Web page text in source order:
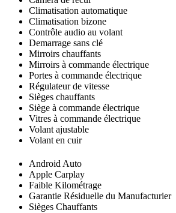
Climatisation automatique
Climatisation bizone
Contrôle audio au volant
Demarrage sans clé
Mirroirs chauffants
Mirroirs à commande électrique
Portes à commande électrique
Régulateur de vitesse
Sièges chauffants
Siège à commande électrique
Vitres à commande électrique
Volant ajustable
Volant en cuir
Android Auto
Apple Carplay
Faible Kilométrage
Garantie Résiduelle du Manufacturier
Sièges Chauffants